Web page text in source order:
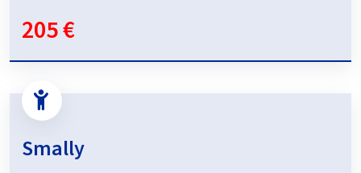
205 €
Smally